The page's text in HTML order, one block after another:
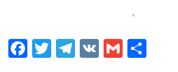
Fa T Te V G